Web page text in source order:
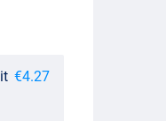
€4.27